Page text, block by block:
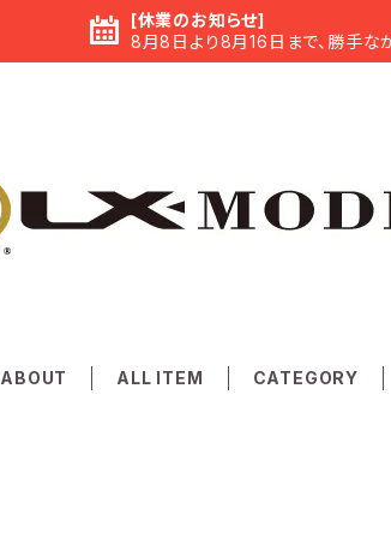
[休業のお知らせ]
8月8日より8月16日まで、勝手な
ABOUT ALL ITEM CATEGORY